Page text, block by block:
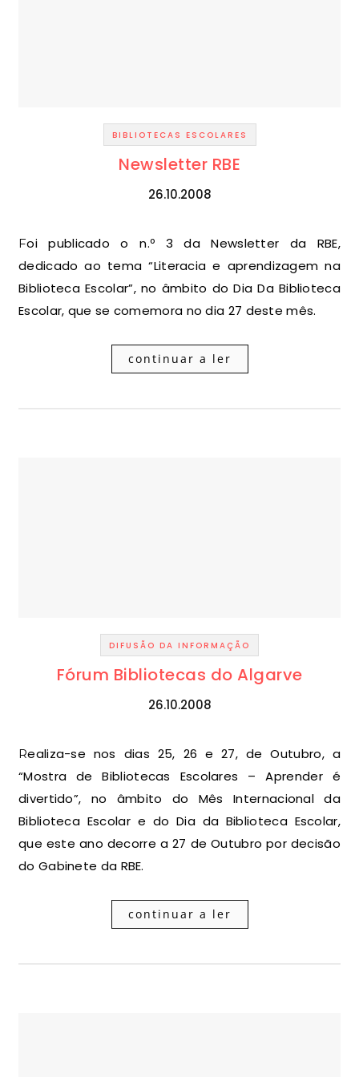
BIBLIOTECAS ESCOLARES
Newsletter RBE
26.10.2008
Foi publicado o n.º 3 da Newsletter da RBE,
dedicado ao tema “Literacia e aprendizagem na
Biblioteca Escolar”, no âmbito do Dia Da Biblioteca
Escolar, que se comemora no dia 27 deste mês.
continuar a ler
DIFUSÃO DA INFORMAÇÃO
Fórum Bibliotecas do Algarve
26.10.2008
Realiza-se nos dias 25, 26 e 27, de Outubro, a
“Mostra de Bibliotecas Escolares – Aprender é
divertido”, no âmbito do Mês Internacional da
Biblioteca Escolar e do Dia da Biblioteca Escolar,
que este ano decorre a 27 de Outubro por decisão
do Gabinete da RBE.
continuar a ler